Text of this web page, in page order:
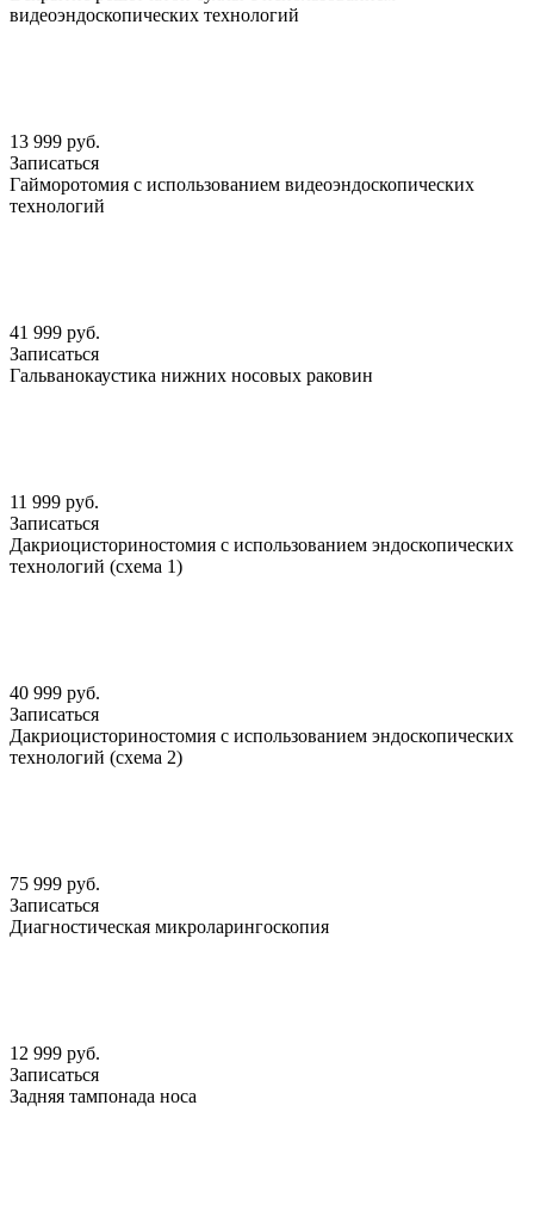
видеоэндоскопических технологий
13 999 руб.
Записаться
Гайморотомия с использованием видеоэндоскопических
технологий
41 999 руб.
Записаться
Гальванокаустика нижних носовых раковин
11 999 руб.
Записаться
Дакриоцисториностомия с использованием эндоскопических
технологий (схема 1)
40 999 руб.
Записаться
Дакриоцисториностомия с использованием эндоскопических
технологий (схема 2)
75 999 руб.
Записаться
Диагностическая микроларингоскопия
12 999 руб.
Записаться
Задняя тампонада носа